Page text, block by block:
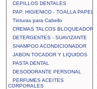
CEPILLOS DENTALES
PAP. HIGIENICO - TOALLA PAPEL
Tinturas para Cabello
CREMAS TALCOS BLOQUEADOR
DETERGENTES - SUAVIZANTE
SHAMPOO ACONDICIONADOR
JABON TOCADOR Y LIQUIDOS
PASTA DENTAL
DESODORANTE PERSONAL
PERFUMES ACEITES
CORPORALES